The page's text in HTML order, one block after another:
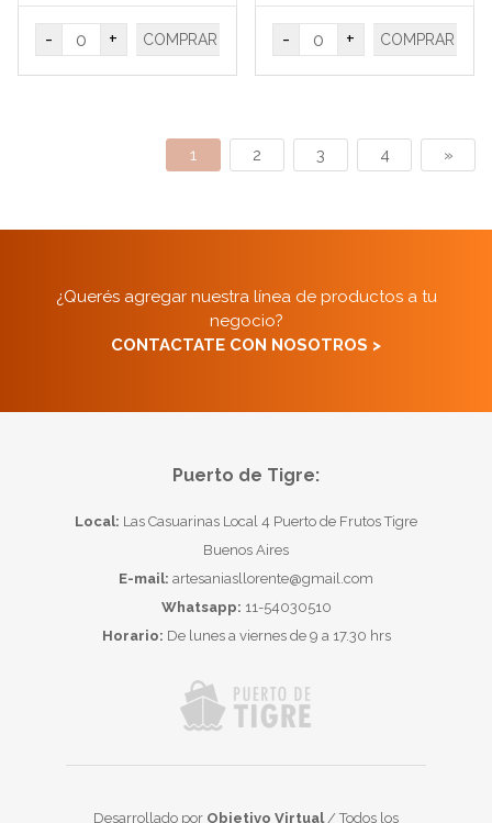
- + COMPRAR - + COMPRAR
1 2 3 4 »
¿Querés agregar nuestra línea de productos a tu
negocio?
CONTACTATE CON NOSOTROS >
Puerto de Tigre:
Local: Las Casuarinas Local 4 Puerto de Frutos Tigre
Buenos Aires
E-mail: artesaniasllorente@gmail.com
Whatsapp: 11-54030510
Horario: De lunes a viernes de 9 a 17.30 hrs
Desarrollado por Objetivo Virtual/ Todos los